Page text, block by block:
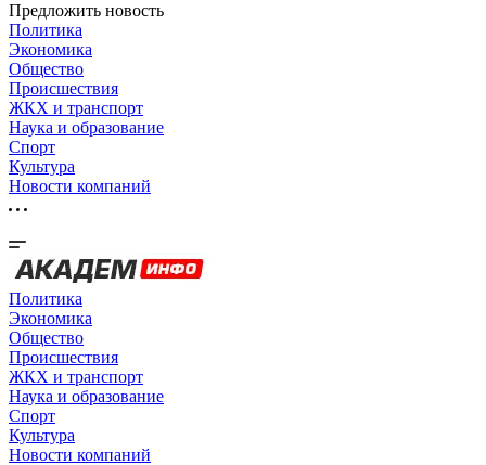
Предложить новость
Политика
Экономика
Общество
Происшествия
ЖКХ и транспорт
Наука и образование
Спорт
Культура
Новости компаний
Политика
Экономика
Общество
Происшествия
ЖКХ и транспорт
Наука и образование
Спорт
Культура
Новости компаний